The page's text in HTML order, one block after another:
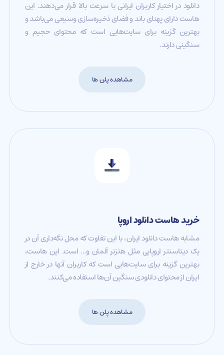
دانلود در اختیار کاربران ایرانی با سرعت بالا قرار می‌دهند. این
هاست دارای پهنای باند و فضای ذخیره‌سازی وسیعی می‌باشد و
بهترین گزینه برای سایت‌هایی است که محتوای حجیم و
سنگینی دارند.
مشاهده پلن ها
خرید هاست دانلود اروپا
مشابه هاست دانلود ایران، با این تفاوت که محل نگه‌داری آن در
یک دیتاسنتر اروپایی مثل هتزنر آلمان و... است. این هاست،
بهترین گزینه برای سایت‌‎هایی است که کاربران آنها در خارج از
ایران از محتوای دانلودی سنگین آن‌ها استفاده می‌کنند.
مشاهده پلن ها